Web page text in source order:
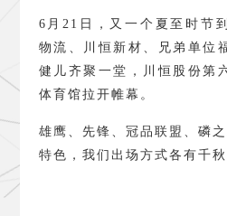
6 月 21 日，又一个夏至时节
物流、川恒新材、兄弟单位
健儿齐聚一堂，川恒股份第
体育馆拉开帷幕。
雄鹰、先锋、冠品联盟、磷
特色，我们出场方式各有千秋